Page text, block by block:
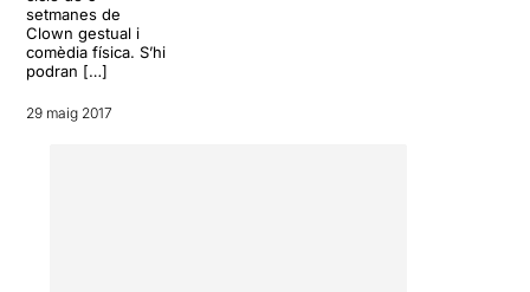
setmanes de
Clown gestual i
comèdia física. S’hi
podran […]
29 maig 2017